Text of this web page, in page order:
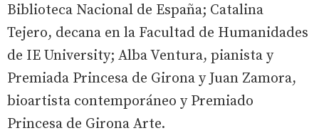
Biblioteca Nacional de España; Catalina
Tejero, decana en la Facultad de Humanidades
de IE University; Alba Ventura, pianista y
Premiada Princesa de Girona y Juan Zamora,
bioartista contemporáneo y Premiado
Princesa de Girona Arte.